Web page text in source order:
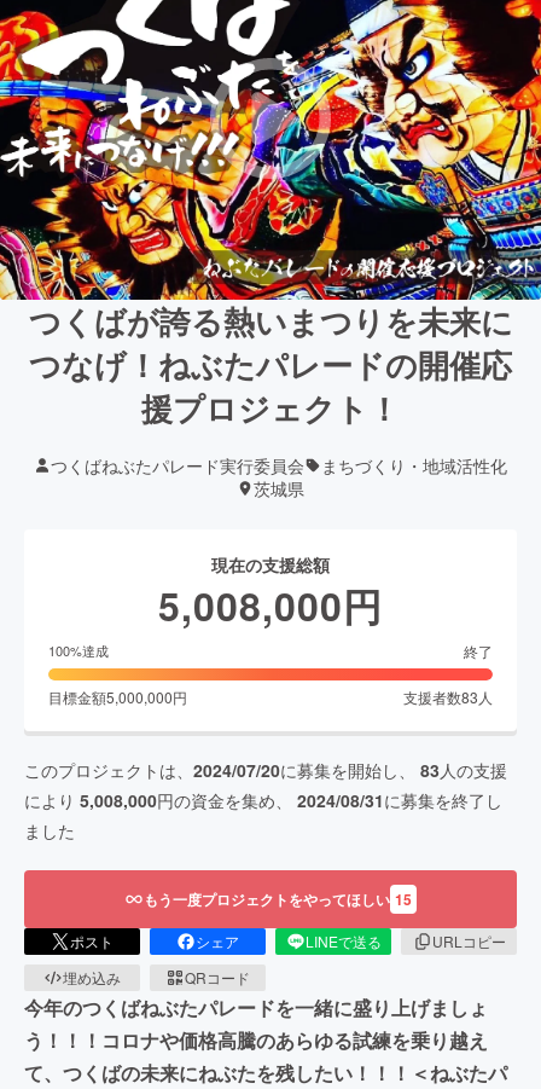
つくばが誇る熱いまつりを未来に
つなげ！ねぶたパレードの開催応
援プロジェクト！
つくばねぶたパレード実行委員会
まちづくり・地域活性化
茨城県
現在の支援総額
5,008,000円
100%達成 終了
目標金額5,000,000円 支援者数83 人
このプロジェクトは、 2024/07/20に募集を開始し、 83 人の支援
により 5,008,000円の資金を集め、 2024/08/31に募集を終了し
ました
もう一度プロジェクトをやってほしい 15
ポスト シェア LINEで送る
URLコピー
埋め込み
QRコード
今年のつくばねぶたパレードを一緒に盛り上げましょ
う！！！コロナや価格高騰のあらゆる試練を乗り越え
て、つくばの未来にねぶたを残したい！！！＜ねぶたパ